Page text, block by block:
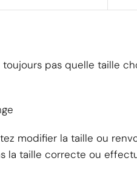
toujours pas quelle taille
modifier la taille ou
la taille correcte ou